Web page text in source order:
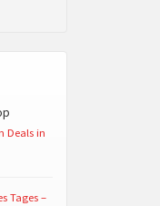
Deals in
Tages –